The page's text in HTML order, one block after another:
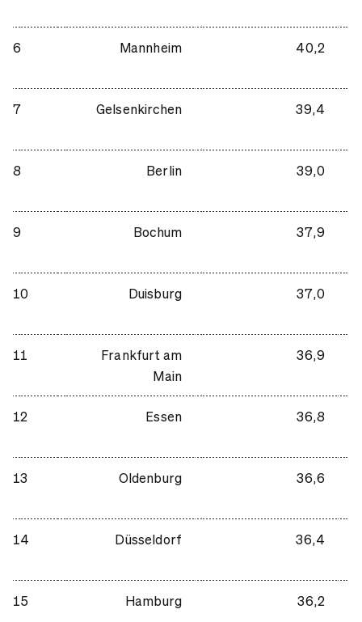
6 Mannheim 40,2
7 Gelsenkirchen 39,4
8 Berlin 39,0
9 Bochum 37,9
10 Duisburg 37,0
11
Frankfurt am
Main
36,9
12 Essen 36,8
13 Oldenburg 36,6
14 Düsseldorf 36,4
15 Hamburg 36,2